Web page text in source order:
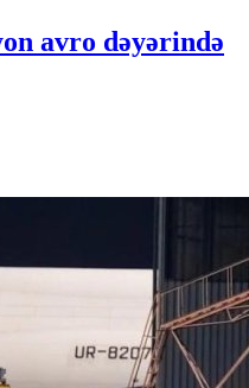
avro dəyərində